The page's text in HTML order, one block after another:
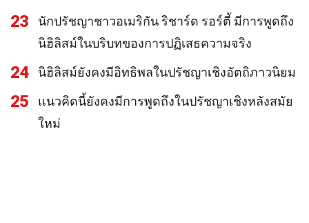
23
นักปรัชญาชาวอเมริกัน ริชาร์ด รอร์ตี้ มีการพูดถึง
นิฮิลิสม์ในบริบทของการปฏิเสธความจริง
24 นิฮิลิสม์ยังคงมีอิทธิพลในปรัชญาเชิงอัตถิภาวนิยม
25
แนวคิดนี้ยังคงมีการพูดถึงในปรัชญาเชิงหลังสมัย
ใหม่